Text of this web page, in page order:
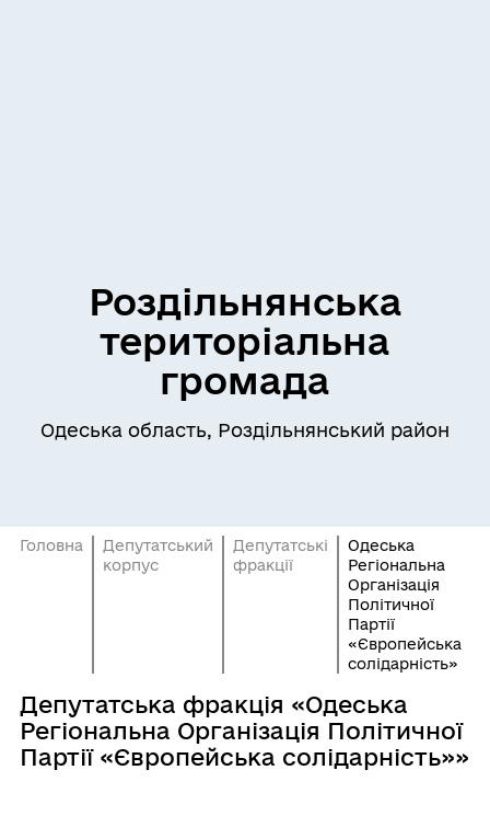
Роздільнянська
територіальна
громада
Одеська область, Роздільнянський район
Головна
Депутатський
корпус
Депутатські
фракції
Одеська
Регіональна
Організація
Політичної
Партії
«Європейська
солідарність»
Депутатська фракція «Одеська
Регіональна Організація Політичної
Партії «Європейська солідарність»»